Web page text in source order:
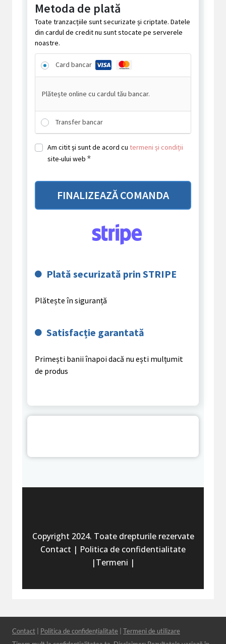
Metoda de plată
Toate tranzacțiile sunt securizate și criptate. Datele
din cardul de credit nu sunt stocate pe serverele
noastre.
Card bancar
Plătește online cu cardul tău bancar.
Transfer bancar
Am citit și sunt de acord cu termeni și condiții
site-ului web *
FINALIZEAZĂ COMANDA
Plată securizată prin STRIPE
Plătește în siguranță
Satisfacție garantată
Primești banii înapoi dacă nu ești mulțumit
de produs
Copyright 2024. Toate drepturile rezervate
Contact | Politica de confidentialitate
|Termeni |
Contact Politica de confidențialitate
Termeni de utilizare